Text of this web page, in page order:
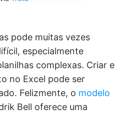
pode muitas vezes
especialmente
complexas. Criar e
no Excel pode ser
Felizmente, o modelo
Bell oferece uma